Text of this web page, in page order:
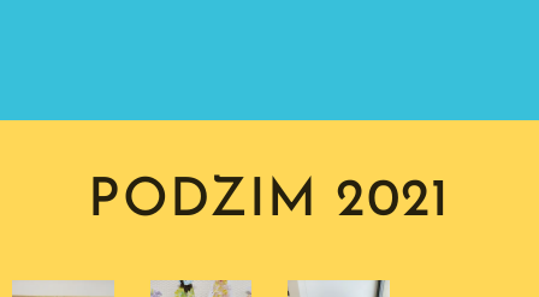
PODZIM 2021